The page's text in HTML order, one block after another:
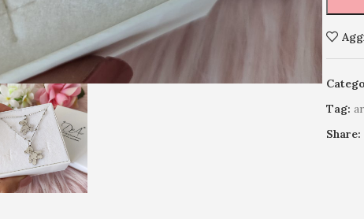
Tag:
Share: